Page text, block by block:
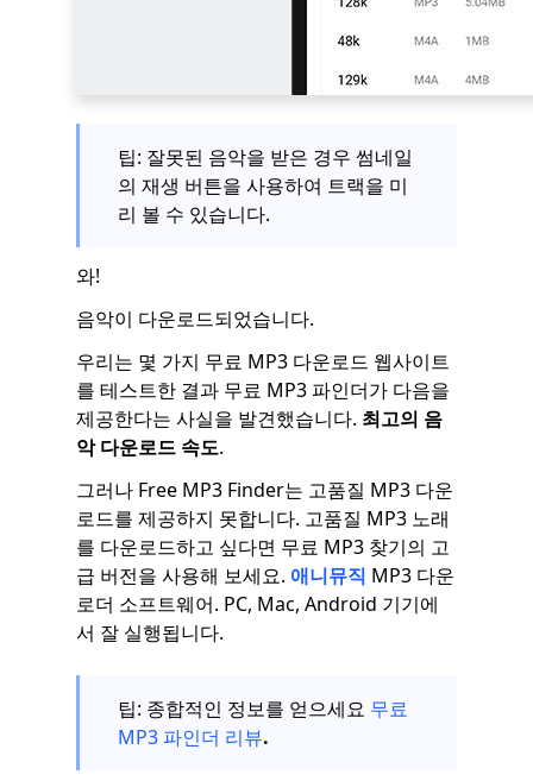
팁: 잘못된 음악을 받은 경우 썸네일
의 재생 버튼을 사용하여 트랙을 미
리 볼 수 있습니다.
와!
음악이 다운로드되었습니다.
우리는 몇 가지 무료 MP3 다운로드 웹사이트
를 테스트한 결과 무료 MP3 파인더가 다음을
제공한다는 사실을 발견했습니다. 최고의 음
악 다운로드 속도.
그러나 Free MP3 Finder는 고품질 MP3 다운
로드를 제공하지 못합니다. 고품질 MP3 노래
를 다운로드하고 싶다면 무료 MP3 찾기의 고
급 버전을 사용해 보세요. 애니뮤직 MP3 다운
로더 소프트웨어. PC, Mac, Android 기기에
서 잘 실행됩니다.
팁: 종합적인 정보를 얻으세요 무료
MP3 파인더 리뷰.